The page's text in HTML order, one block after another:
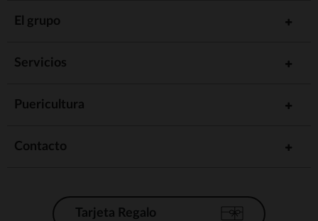
El grupo
Servicios
Puericultura
Contacto
Tarjeta Regalo